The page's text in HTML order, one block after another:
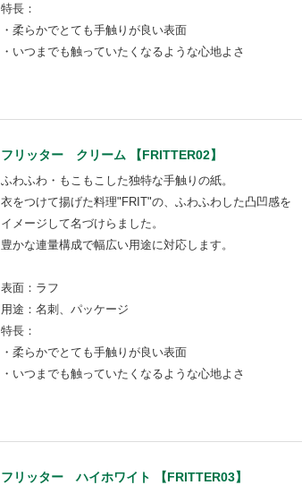
特長：
・柔らかでとても手触りが良い表面
・いつまでも触っていたくなるような心地よさ
フリッター クリーム 【FRITTER02】
ふわふわ・もこもこした独特な手触りの紙。
衣をつけて揚げた料理"FRIT"の、ふわふわした凸凹感を
イメージして名づけらました。
豊かな連量構成で幅広い用途に対応します。
表面：ラフ
用途：名刺、パッケージ
特長：
・柔らかでとても手触りが良い表面
・いつまでも触っていたくなるような心地よさ
フリッター ハイホワイト 【FRITTER03】